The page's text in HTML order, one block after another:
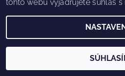
tohto webu vyjadrujete súhlas s